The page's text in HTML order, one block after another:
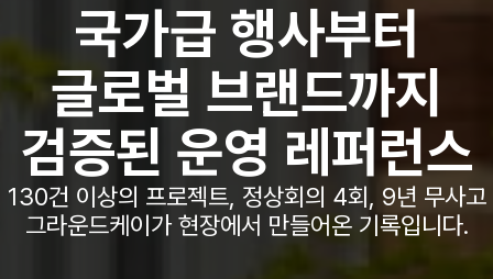
국가급 행사부터
글로벌 브랜드까지
검증된 운영 레퍼런스
130건 이상의 프로젝트, 정상회의 4회, 9년 무사고
그라운드케이가 현장에서 만들어온 기록입니다.